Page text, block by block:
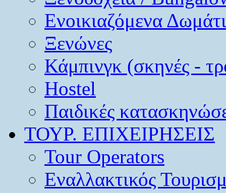
Ενοικιαζόμενα
Ξενώνες
Κάμπινγκ (σκηνές -
Hostel
Παιδικές
ΤΟΥΡ. ΕΠΙΧΕΙΡΗΣΕΙΣ
Tour Operators
Εναλλακτικός